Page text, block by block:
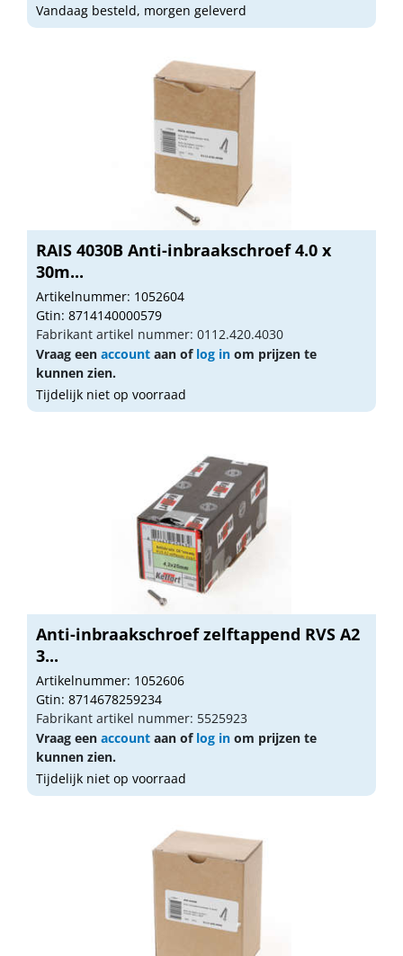
Vandaag besteld, morgen geleverd
RAIS 4030B Anti-inbraakschroef 4.0 x
30m...
Artikelnummer: 1052604
Gtin: 8714140000579
Fabrikant artikel nummer: 0112.420.4030
Vraag een account aan of log in om prijzen te
kunnen zien.
Tijdelijk niet op voorraad
Anti-inbraakschroef zelftappend RVS A2
3...
Artikelnummer: 1052606
Gtin: 8714678259234
Fabrikant artikel nummer: 5525923
Vraag een account aan of log in om prijzen te
kunnen zien.
Tijdelijk niet op voorraad